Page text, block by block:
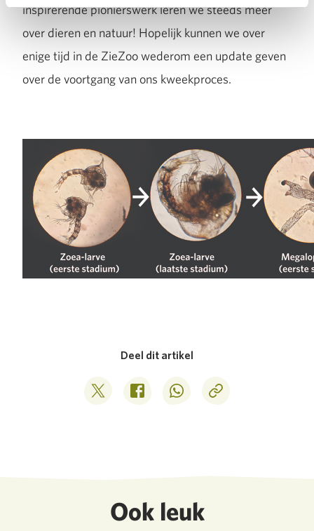
inspirerende pionierswerk leren we steeds meer
over dieren en natuur! Hopelijk kunnen we over
enige tijd in de ZieZoo wederom een update geven
over de voortgang van ons kweekproces.
Deel dit artikel
Deel op TwitterDeel op Facebook
Deel op WhatsApp
Kopieer link
Ook leuk